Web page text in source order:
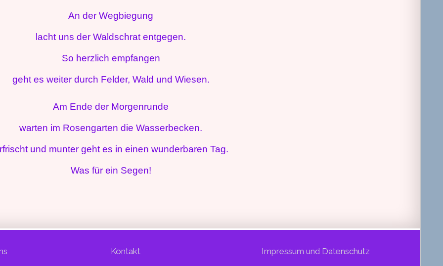
An der Wegbiegung
lacht uns der Waldschrat entgegen.
So herzlich empfangen
geht es weiter durch Felder, Wald und Wiesen.
Am Ende der Morgenrunde
warten im Rosengarten die Wasserbecken.
und munter geht es in einen wunderbaren Tag.
Was für ein Segen!
Kontakt Impressum und Datenschutz